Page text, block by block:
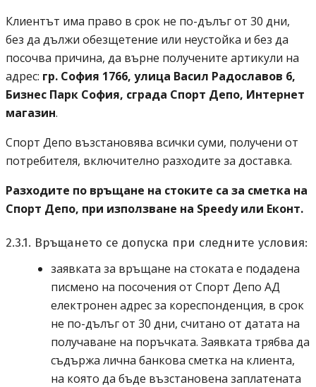
Клиентът има право в срок не по-дълъг от 30 дни,
без да дължи обезщетение или неустойка и без да
посочва причина, да върне получените артикули на
адрес: гр. София 1766пощенски код 1766
, улица Васил Радославов 6,
Бизнес Парк София, сграда Спорт Депо, Интернет
магазин.
Спорт Депо възстановява всички суми, получени от
потребителя, включително разходите за доставка.
Разходите по връщане на стоките са за сметка на
Спорт Депо, при използване на Speedyили Еконт.
2.3.1. Връщането се допуска при следните условия:
заявката за връщане на стоката е подадена
писмено на посочения от Спорт Депо АД
електронен адрес за кореспонденция, в срок
не по-дълъг от 30 дни, считано от датата на
получаване на поръчката. Заявката трябва да
съдържа лична банкова сметка на клиента,
на която да бъде възстановена заплатената